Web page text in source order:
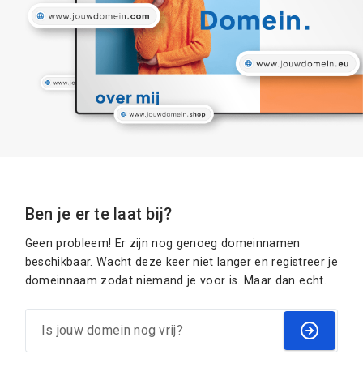
Ben je er te laat bij?
Geen probleem! Er zijn nog genoeg domeinnamen
beschikbaar. Wacht deze keer niet langer en registreer je
domeinnaam zodat niemand je voor is. Maar dan echt.